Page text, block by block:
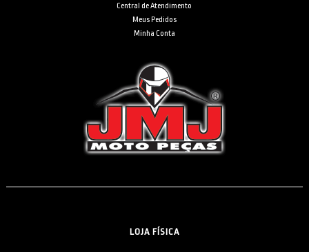
Central de Atendimento
Meus Pedidos
Minha Conta
LOJA FÍSICA